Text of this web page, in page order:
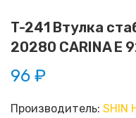
T-241 Втулка
20280 CARINA E
96 ₽
Производитель: SHIN